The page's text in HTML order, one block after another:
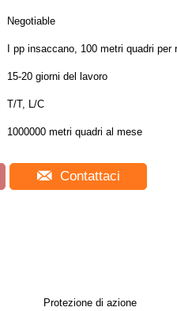
Negotiable
I pp insaccano, 100 metri quadri
15-20 giorni del lavoro
T/T, L/C
1000000 metri quadri al mese
Contattaci
Protezione di azione